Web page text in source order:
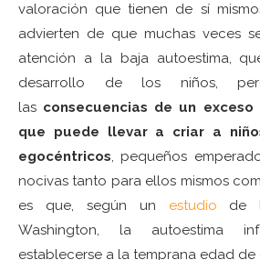
valoración que tienen de sí
advierten de que muchas veces
atención a la baja autoestima,
desarrollo de los niños,
las consecuencias de un
que puede llevar a criar a
egocéntricos, pequeños
nocivas tanto para ellos mismos
es que, según un estudio de
Washington, la autoestima
establecerse a la temprana edad de